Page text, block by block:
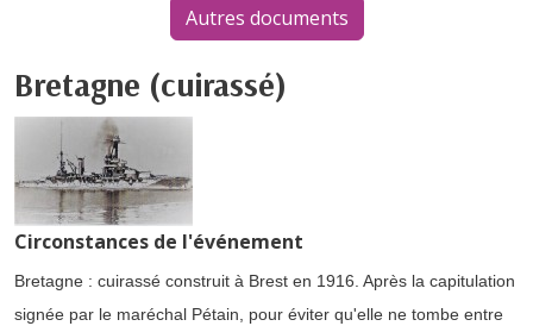
Autres documents
Bretagne (cuirassé)
Circonstances de l'événement
Bretagne : cuirassé construit à Brest en 1916. Après la capitulation
signée par le maréchal Pétain, pour éviter qu'elle ne tombe entre